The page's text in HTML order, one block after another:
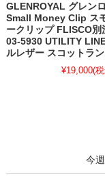
GLENROYAL グレン
Small Money Clip ス
ークリップ FLISCO別
03-5930 UTILITY
ルレザー スコットラ
¥19,000(
今